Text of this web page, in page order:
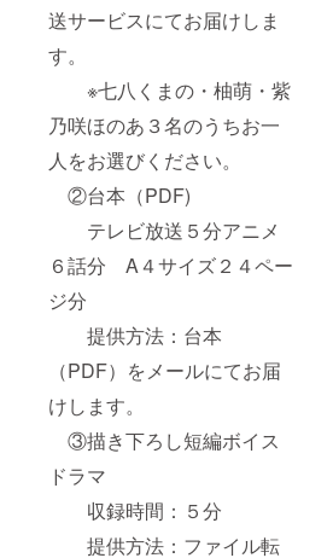
送サービスにてお届けしま
す。
※七八くまの・柚萌・紫
乃咲ほのあ３名のうちお一
人をお選びください。
②台本（PDF)
テレビ放送５分アニメ
６話分 A４サイズ２４ペー
ジ分
提供方法：台本
（PDF）をメールにてお届
けします。
③描き下ろし短編ボイス
ドラマ
収録時間：５分
提供方法：ファイル転